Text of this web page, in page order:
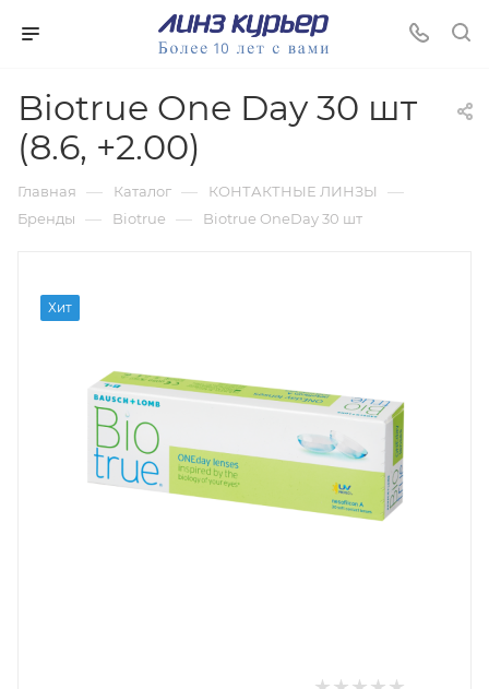
Biotrue One Day 30 шт
(8.6, +2.00)
Главная — Каталог — КОНТАКТНЫЕ ЛИНЗЫ —
Бренды — Biotrue — Biotrue OneDay 30 шт
Хит